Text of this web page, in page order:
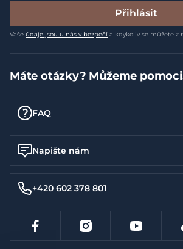
Přihlásit
Vaše údaje jsou u nás v bezpečí a kdykoliv se můžete z
Máte otázky? Můžeme
FAQ
Napište nám
+420 602 378 801